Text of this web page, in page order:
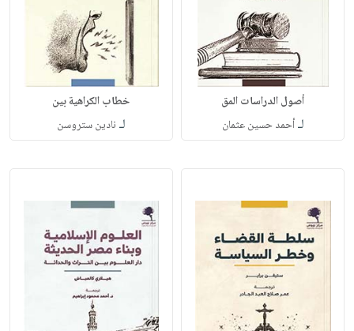
أصول الدراسات المق
لـأحمد حسين عثمان
خطاب الكراهية بين
لـ نادين ستروسن